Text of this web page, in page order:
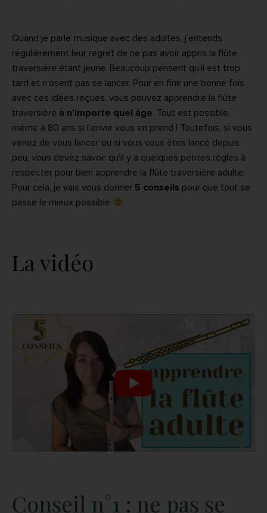
Quand je parle musique avec des adultes, j’entends
régulièrement leur regret de ne pas avoir appris la flûte
traversière étant jeune. Beaucoup pensent qu’il est trop
tard et n’osent pas se lancer. Pour en finir une bonne fois
avec ces idées reçues, vous pouvez apprendre la flûte
traversière à n’importe quel âge. Tout est possible,
même à 80 ans si l’envie vous en prend ! Toutefois, si vous
venez de vous lancer ou si vous vous êtes lancé depuis
peu, vous devez savoir qu’il y a quelques petites règles à
respecter pour bien apprendre la flûte traversière adulte.
Pour cela, je vais vous donner 5 conseils pour que tout se
passe le mieux possible
La vidéo
Conseil n°1 : ne pas se